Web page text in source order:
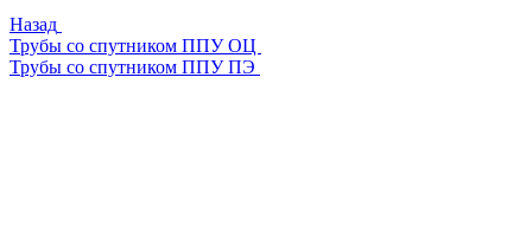
Назад
Трубы со спутником ППУ ОЦ
Трубы со спутником ППУ ПЭ